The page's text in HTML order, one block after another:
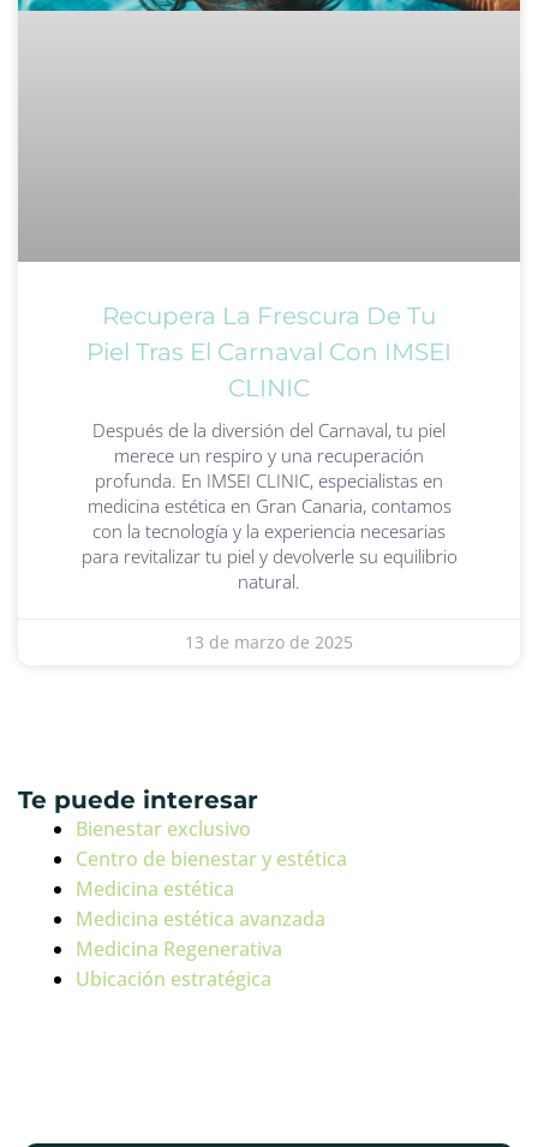
Recupera La Frescura De Tu
Piel Tras El Carnaval Con IMSEI
CLINIC
Después de la diversión del Carnaval, tu piel
merece un respiro y una recuperación
profunda. En IMSEI CLINIC, especialistas en
medicina estética en Gran Canaria, contamos
con la tecnología y la experiencia necesarias
para revitalizar tu piel y devolverle su equilibrio
natural.
13 de marzo de 2025
Te puede interesar
Bienestar exclusivo
Centro de bienestar y estética
Medicina estética
Medicina estética avanzada
Medicina Regenerativa
Ubicación estratégica